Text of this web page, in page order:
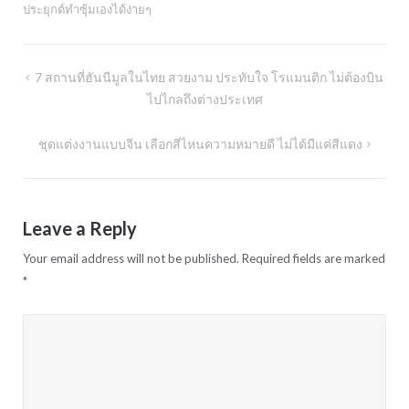
ประยุกต์ทำซุ้มเองได้ง่ายๆ
Post
7 สถานที่ฮันนีมูลในไทย สวยงาม ประทับใจ โรแมนติก ไม่ต้องบิน
ไปไกลถึงต่างประเทศ
ชุดแต่งงานแบบจีน เลือกสีไหนความหมายดี ไม่ได้มีแค่สีแดง
Leave a Reply
Your email address will not be published. Required fields are marked
*